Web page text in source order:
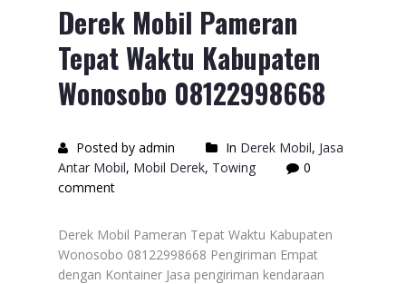
Derek Mobil Pameran
Tepat Waktu Kabupaten
Wonosobo 08122998668
Posted by admin In Derek Mobil, Jasa
Antar Mobil, Mobil Derek, Towing
0
comment
Derek Mobil Pameran Tepat Waktu Kabupaten
Wonosobo 08122998668 Pengiriman Empat
dengan Kontainer Jasa pengiriman kendaraan